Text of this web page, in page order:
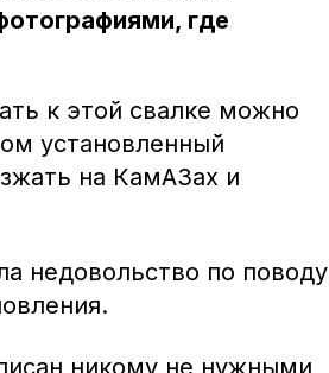
где
к этой свалке можно
установленный
на КамАЗах и
недовольство по поводу
никому не нужными